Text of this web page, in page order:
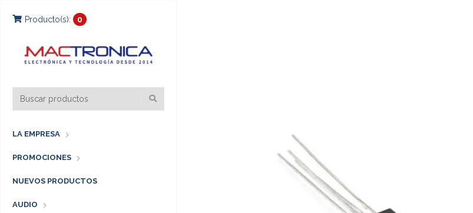
Producto(s): 0
LA EMPRESA
PROMOCIONES
NUEVOS PRODUCTOS
AUDIO